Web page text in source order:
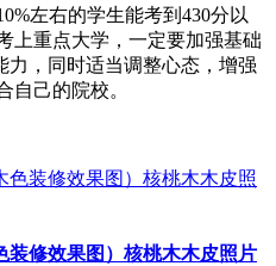
左右的学生能考到430分以
上重点大学，一定要加强基础
力，同时适当调整心态，增强
自己的院校。
装修效果图）核桃木木皮照片